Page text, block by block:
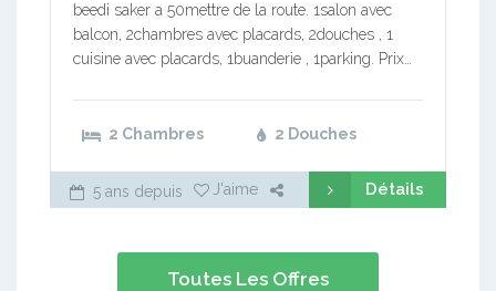
beedi saker a 50mettre de la route. 1salon avec
balcon, 2chambres avec placards, 2douches , 1
cuisine avec placards, 1buanderie , 1parking. Prix…
2 Chambres 2 Douches
5 ans depuis J'aime Détails
Toutes Les Offres